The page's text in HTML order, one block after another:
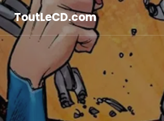
ToutLeCD.com